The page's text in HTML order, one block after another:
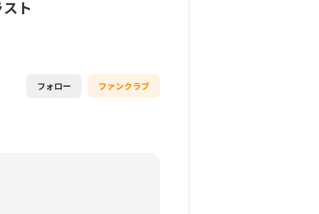
ト
フォロー ファンクラブ